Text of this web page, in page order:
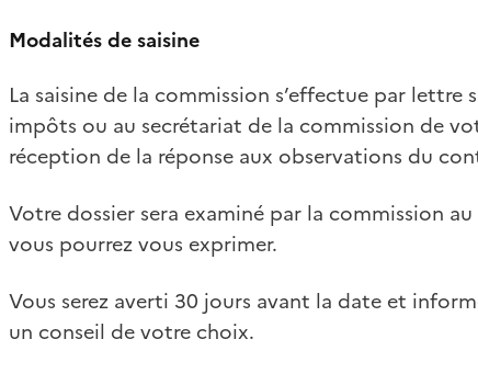
Modalités de saisine
La saisine de la commission s’effectue par lettre
impôts ou au secrétariat de la commission de
réception de la réponse aux observations du
Votre dossier sera examiné par la commission
vous pourrez vous exprimer.
Vous serez averti 30 jours avant la date et
un conseil de votre choix.